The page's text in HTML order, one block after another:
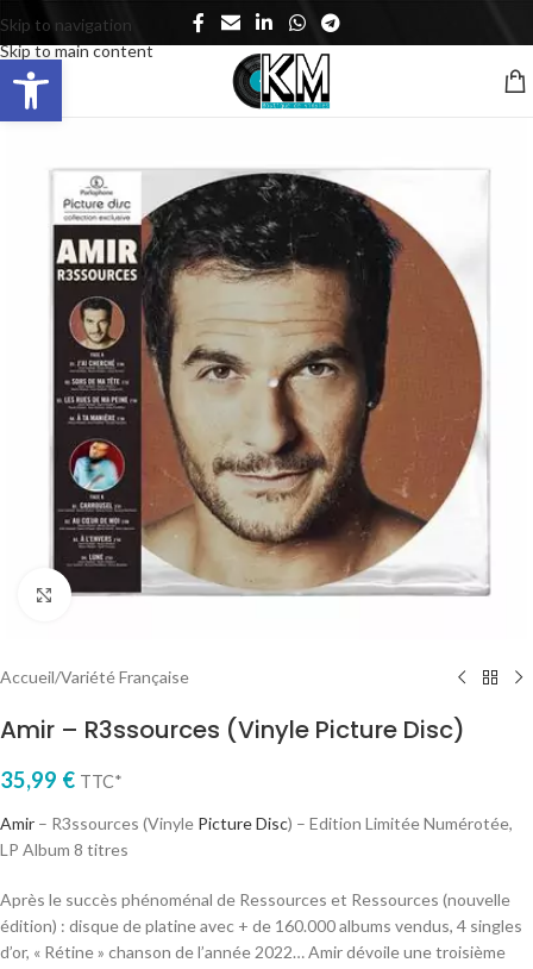
Ouvrir la barre d’outils
Skip to navigation
Skip to main content
MENU
Cliquez pour agrandir
Accueil/Variété Française
Amir – R3ssources (Vinyle Picture Disc)
35,99 € TTC*
Amir – R3ssources (Vinyle Picture Disc) – Edition Limitée Numérotée,
LP Album 8 titres
Après le succès phénoménal de Ressources et Ressources (nouvelle
édition) : disque de platine avec + de 160.000 albums vendus, 4 singles
d’or, « Rétine » chanson de l’année 2022… Amir dévoile une troisième